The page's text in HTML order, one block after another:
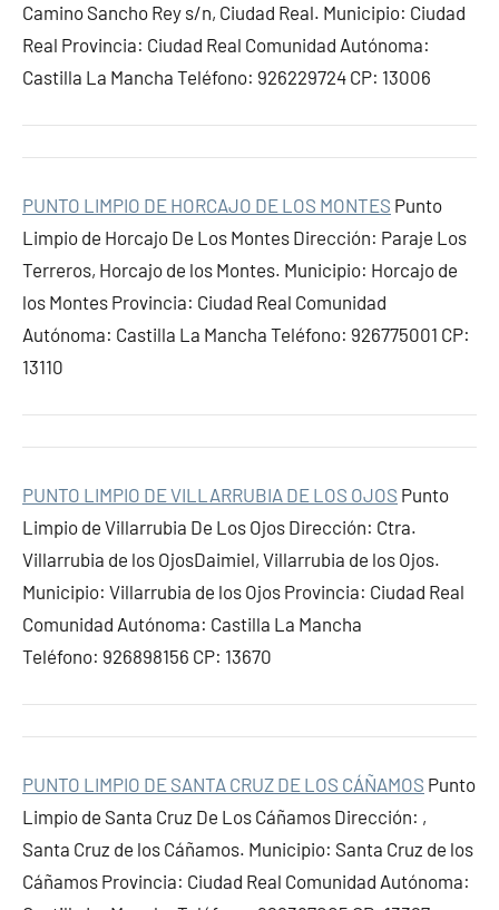
Camino Sancho Rey s/n, Ciudad Real. Municipio: Ciudad
Real Provincia: Ciudad Real Comunidad Autónoma:
Castilla La Mancha Teléfono: 926229724 CP: 13006
PUNTO LIMPIO DE HORCAJO DE LOS MONTES Punto
Limpio de Horcajo De Los Montes Dirección: Paraje Los
Terreros, Horcajo de los Montes. Municipio: Horcajo de
los Montes Provincia: Ciudad Real Comunidad
Autónoma: Castilla La Mancha Teléfono: 926775001 CP:
13110
PUNTO LIMPIO DE VILLARRUBIA DE LOS OJOS Punto
Limpio de Villarrubia De Los Ojos Dirección: Ctra.
Villarrubia de los OjosDaimiel, Villarrubia de los Ojos.
Municipio: Villarrubia de los Ojos Provincia: Ciudad Real
Comunidad Autónoma: Castilla La Mancha
Teléfono: 926898156 CP: 13670
PUNTO LIMPIO DE SANTA CRUZ DE LOS CÁÑAMOS Punto
Limpio de Santa Cruz De Los Cáñamos Dirección: ,
Santa Cruz de los Cáñamos. Municipio: Santa Cruz de los
Cáñamos Provincia: Ciudad Real Comunidad Autónoma: